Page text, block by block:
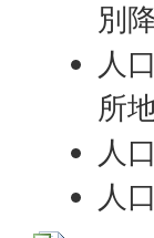
別
人
所
人
人